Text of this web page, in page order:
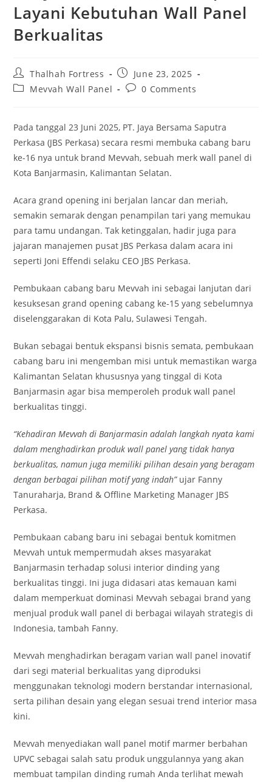
Layani Kebutuhan Wall Panel
Berkualitas
Post
author:
Thalhah Fortress
Post
published:
June 23, 2025
PostMevvah Wall Panel
Post0 Comments
Pada tanggal 23 Juni 2025, PT. Jaya Bersama Saputra
Perkasa (JBS Perkasa) secara resmi membuka cabang baru
ke-16 nya untuk brand Mevvah, sebuah merk wall panel di
Kota Banjarmasin, Kalimantan Selatan.
Acara grand opening ini berjalan lancar dan meriah,
semakin semarak dengan penampilan tari yang memukau
para tamu undangan. Tak ketinggalan, hadir juga para
jajaran manajemen pusat JBS Perkasa dalam acara ini
seperti Joni Effendi selaku CEO JBS Perkasa.
Pembukaan cabang baru Mevvah ini sebagai lanjutan dari
kesuksesan grand opening cabang ke-15 yang sebelumnya
diselenggarakan di Kota Palu, Sulawesi Tengah.
Bukan sebagai bentuk ekspansi bisnis semata, pembukaan
cabang baru ini mengemban misi untuk memastikan warga
Kalimantan Selatan khususnya yang tinggal di Kota
Banjarmasin agar bisa memperoleh produk wall panel
berkualitas tinggi.
“Kehadiran Mevvah di Banjarmasin adalah langkah nyata kami
dalam menghadirkan produk wall panel yang tidak hanya
berkualitas, namun juga memiliki pilihan desain yang beragam
dengan berbagai pilihan motif yang indah”ujar Fanny
Tanuraharja, Brand & Offline Marketing Manager JBS
Perkasa.
Pembukaan cabang baru ini sebagai bentuk komitmen
Mevvah untuk mempermudah akses masyarakat
Banjarmasin terhadap solusi interior dinding yang
berkualitas tinggi. Ini juga didasari atas kemauan kami
dalam memperkuat dominasi Mevvah sebagai brand yang
menjual produk wall panel di berbagai wilayah strategis di
Indonesia, tambah Fanny.
Mevvah menghadirkan beragam varian wall panel inovatif
dari segi material berkualitas yang diproduksi
menggunakan teknologi modern berstandar internasional,
serta pilihan desain yang elegan sesuai trend interior masa
kini.
Mevvah menyediakan wall panel motif marmer berbahan
UPVC sebagai salah satu produk unggulannya yang akan
membuat tampilan dinding rumah Anda terlihat mewah